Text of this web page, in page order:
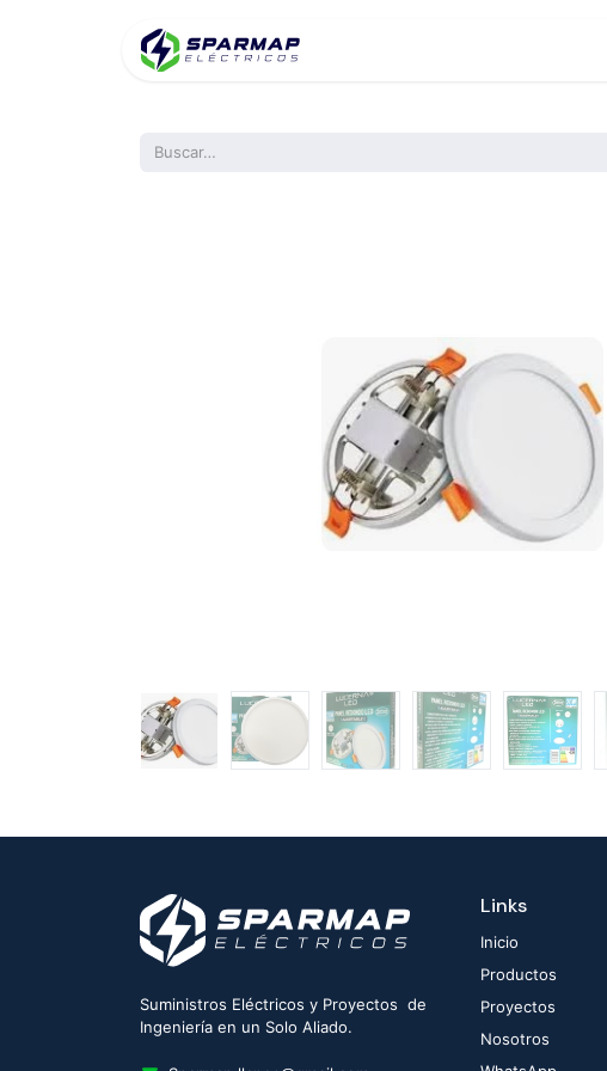
Suministros Eléctricos y Proyectos de
Ingeniería en un Solo Aliado.
Links
Inicio
Productos
Proyectos
Nosotros